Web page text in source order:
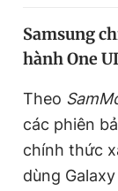
Tin thị trường
Video
Sản phẩm khác
Đăng xuất
Samsung
hành One
Theo
các phiên
chính thức
dùng